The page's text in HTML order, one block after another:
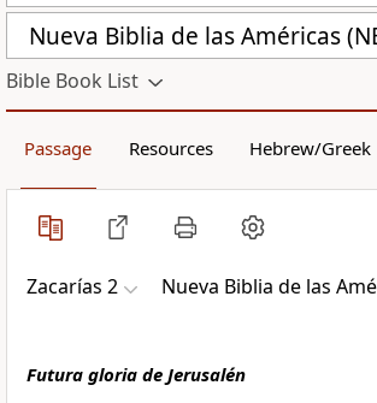
Nueva Biblia de las Américas
Bible Book List
Passage Resources Hebrew/Greek
Zacarías 2 Nueva Biblia de las
Futura gloria de Jerusalén